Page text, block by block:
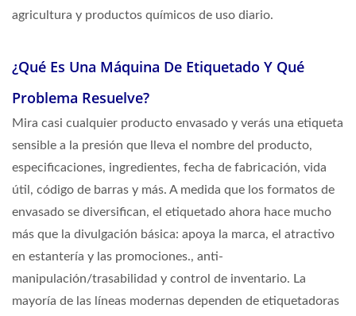
agricultura y productos químicos de uso diario.
¿Qué Es Una Máquina De Etiquetado Y Qué
Problema Resuelve?
Mira casi cualquier producto envasado y verás una etiqueta
sensible a la presión que lleva el nombre del producto,
especificaciones, ingredientes, fecha de fabricación, vida
útil, código de barras y más. A medida que los formatos de
envasado se diversifican, el etiquetado ahora hace mucho
más que la divulgación básica: apoya la marca, el atractivo
en estantería y las promociones., anti-
manipulación/trasabilidad y control de inventario. La
mayoría de las líneas modernas dependen de etiquetadoras